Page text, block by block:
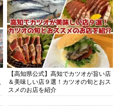
【高知県公式】高知でカツオが旨い店
＆美味しい店９選！カツオの旬とおス
スメのお店を紹介